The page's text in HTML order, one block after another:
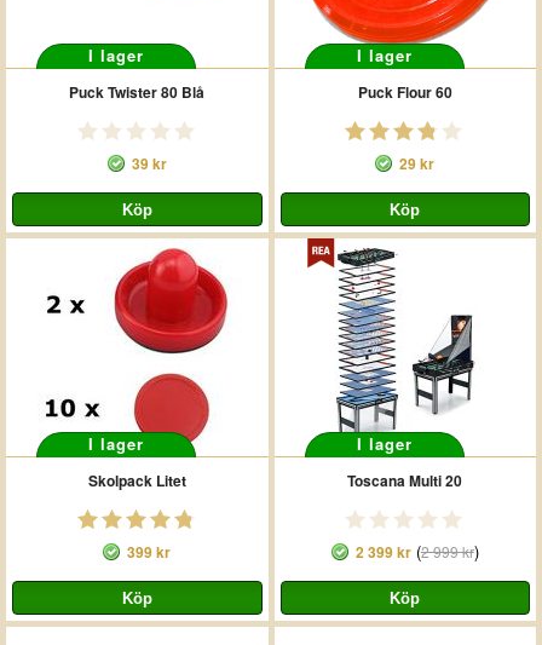
I lager
Puck Twister 80 Blå
39 kr
I lager
Puck Flour 60
29 kr
I lager
Skolpack Litet
399 kr
I lager
Toscana Multi 20
2 399 kr(2 999 kr)